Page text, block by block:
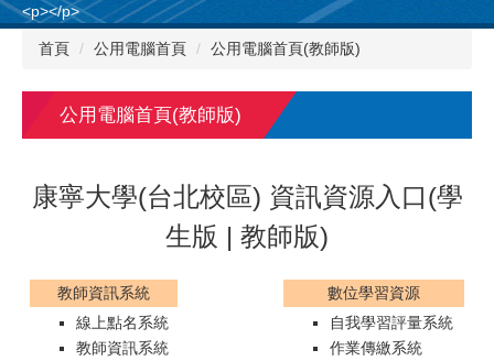
跳<p></p>
首頁 公用電腦首頁 公用電腦首頁(教師版)
公用電腦首頁(教師版)
康寧大學(台北校區) 資訊資源入口(學
生版 | 教師版)
教師資訊系統
數位學習資源
線上點名系統
教師資訊系統
自我學習評量系統
作業傳繳系統